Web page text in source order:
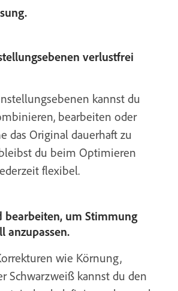
verlustfrei
kannst du
bearbeiten oder
das Original dauerhaft zu
du beim Optimieren
flexibel.
bearbeiten, um Stimmung
anzupassen.
wie Körnung,
Schwarzweiß kannst du den